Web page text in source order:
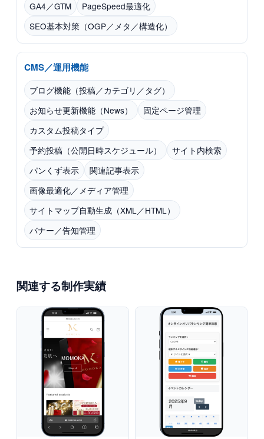
GA4／GTM
PageSpeed最適化
SEO基本対策（OGP／メタ／構造化）
CMS／運用機能
ブログ機能（投稿／カテゴリ／タグ）
お知らせ更新機能（News）
固定ページ管理
カスタム投稿タイプ
予約投稿（公開日時スケジュール）
サイト内検索
パンくず表示
関連記事表示
画像最適化／メディア管理
サイトマップ自動生成（XML／HTML）
バナー／告知管理
関連する制作実績